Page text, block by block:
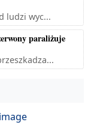
ludzi wyc...
paraliżuje